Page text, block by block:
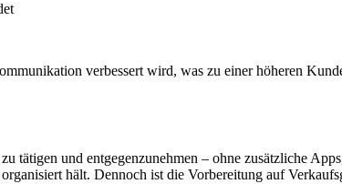
verbessert wird, was zu einer höheren
und entgegenzunehmen – ohne zusätzliche
hält. Dennoch ist die Vorbereitung auf